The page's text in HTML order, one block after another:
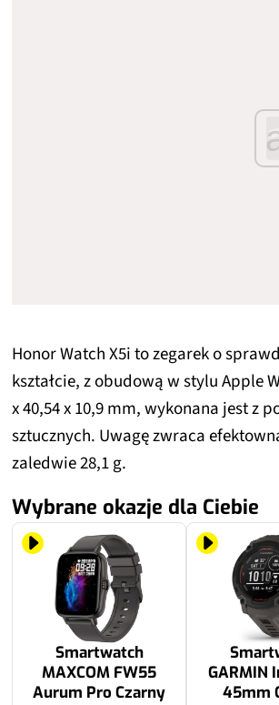
Honor Watch X5i to zegarek o
kształcie, z obudową w stylu Apple
x 40,54 x 10,9 mm, wykonana jest z
sztucznych. Uwagę zwraca
zaledwie 28,1 g.
Wybrane okazje dla Ciebie
Smartwatch
MAXCOM FW55
Aurum Pro Czarny
GARMIN
45mm